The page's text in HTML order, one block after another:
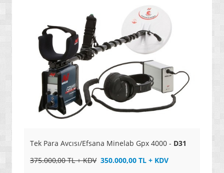
Tek Para Avcısı/Efsana Minelab Gpx 4000 - D31
375.000,00 TL + KDV 350.000,00 TL + KDV